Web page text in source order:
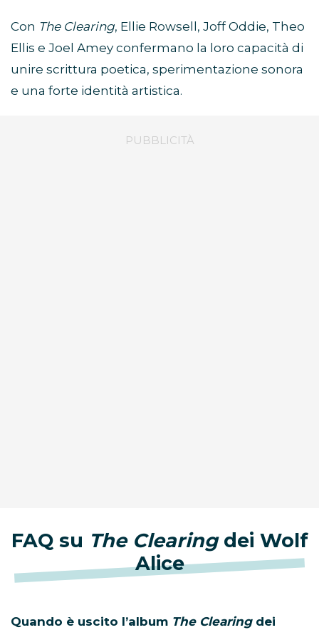
Con The Clearing, Ellie Rowsell, Joff Oddie, Theo
Ellis e Joel Amey confermano la loro capacità di
unire scrittura poetica, sperimentazione sonora
e una forte identità artistica.
FAQ su The Clearingdei Wolf
Alice
Quando è uscito l’album The Clearingdei